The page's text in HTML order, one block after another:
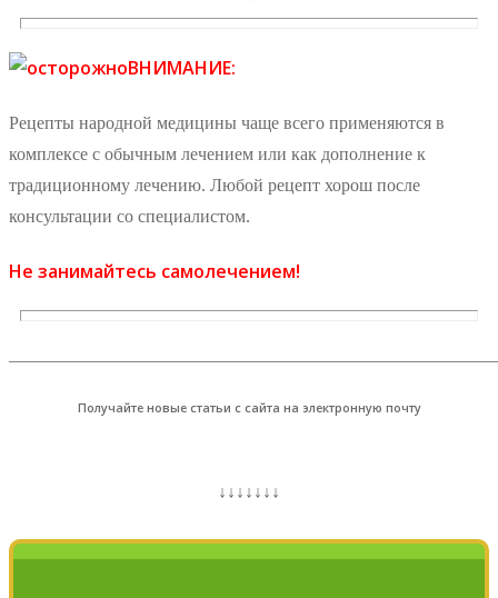
ВНИМАНИЕ:
Рецепты народной медицины чаще всего применяются в
комплексе с обычным лечением или как дополнение к
традиционному лечению. Любой рецепт хорош после
консультации со специалистом.
Не занимайтесь самолечением!
Получайте новые статьи с сайта на электронную почту
↓↓↓↓↓↓↓